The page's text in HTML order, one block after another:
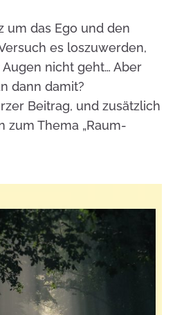
um das Ego und den
es loszuwerden,
nicht geht… Aber
dann damit?
Beitrag, und zusätzlich
zum Thema „Raum-